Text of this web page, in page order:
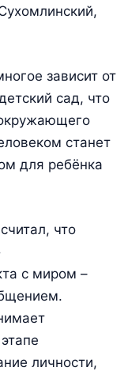
зависит от
сад, что
станет
для ребёнка
что
с миром –
личности,